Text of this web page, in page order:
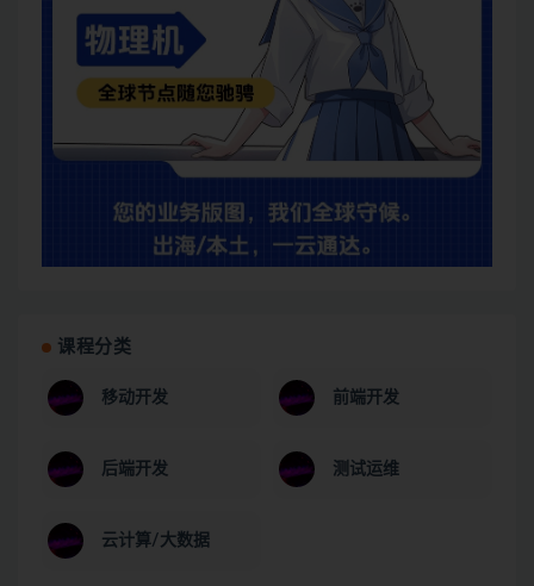
课程分类
移动开发 前端开发
后端开发 测试运维
云计算/大数据